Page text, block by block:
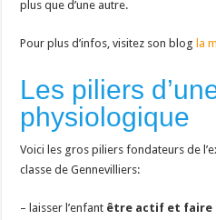
plus que d’une autre.
Pour plus d’infos, visitez son blog la
Les piliers
physiologique
Voici les gros piliers fondateurs de
classe de Gennevilliers:
– laisser l’enfant être actif et faire